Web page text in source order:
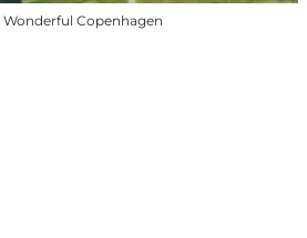
Wonderful Copenhagen